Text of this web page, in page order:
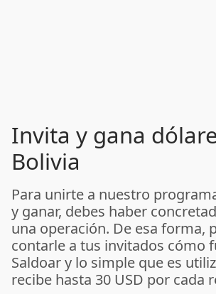
Invita y gana
Bolivia
Para unirte a nuestro
y ganar, debes haber
una operación. De esa forma,
contarle a tus invitados cómo
Saldoar y lo simple que es
recibe hasta 30 USD por cada